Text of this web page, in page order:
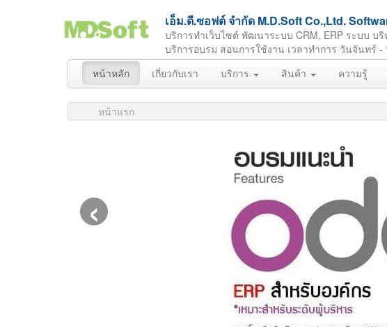
เอ็ม.ดี.ซอฟต์ จำกัด M.D.Soft Co.,Ltd.
บริการทำเว็บไซต์ พัฒนาระบบ CRM, ERP ระบบ บ
บริการอบรม สอนการใช้งาน เวลาทำการ วันจันทร์ -
หน้าหลัก เกี่ยวกับเรา บริการ สินค้า ความรู้
หน้าแรก
‹